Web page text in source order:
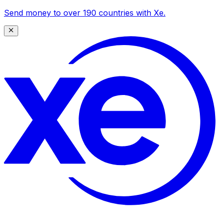
Send money to over 190 countries with Xe.